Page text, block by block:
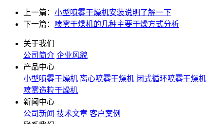
上一篇： 小型喷雾干燥机安装说明了解一下
下一篇： 喷雾干燥机的几种主要干燥方式分析
关于我们
公司简介 企业风貌
产品中心
小型喷雾干燥机 离心喷雾干燥机 闭式循环喷雾干燥机
喷雾造粒干燥机
新闻中心
公司新闻 技术文章 客户案例